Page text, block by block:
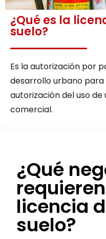
¿Qué es la
suelo?
Es la autorización por
desarrollo urbano
autorización del uso
comercial.
¿Qué
licencia
suelo?